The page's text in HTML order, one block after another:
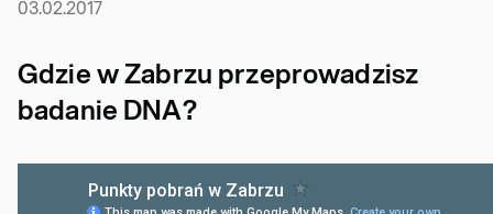
03.02.2017
Gdzie w Zabrzu przeprowadzisz
badanie DNA?